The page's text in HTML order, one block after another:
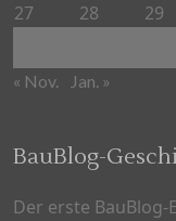
27
28 29
« Nov. Jan. »
BauBlog-
Der erste